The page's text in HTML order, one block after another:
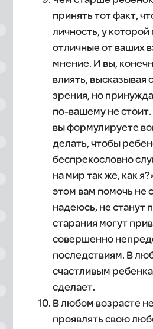
принять тот факт,
личность, у которой
отличные от ваших
мнение. И вы,
влиять, высказывая
зрения, но
по-вашему не
вы формулируете
делать, чтобы
беспрекословно
на мир так же, как
этом вам помочь не
надеюсь, не станут
старания могут
совершенно
последствиям. В
счастливым
сделает.
В любом возрасте
проявлять свою